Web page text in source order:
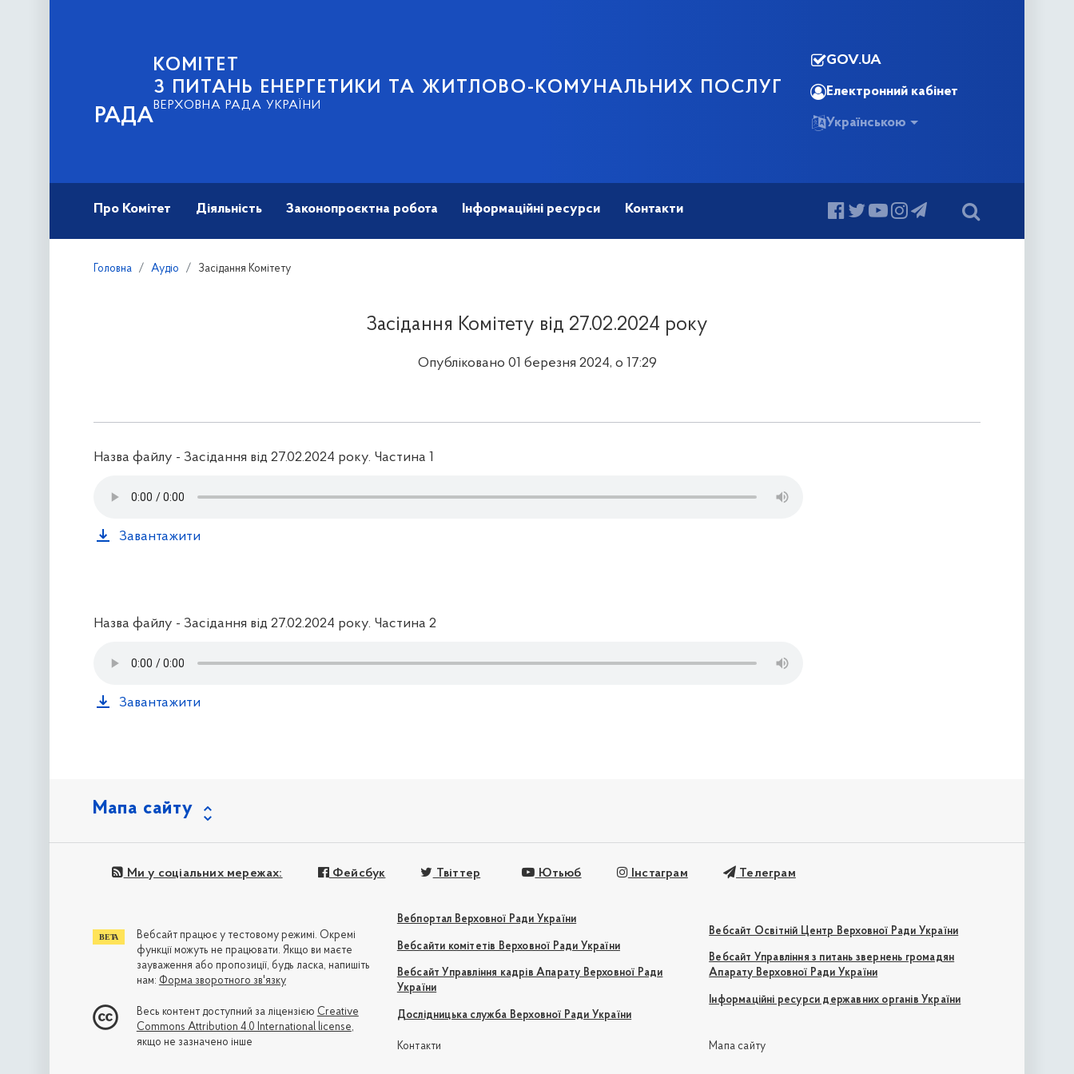
РАДА
КОМІТЕТ
З ПИТАНЬ ЕНЕРГЕТИКИ ТА ЖИТЛОВО-КОМУНАЛЬНИХ ПОСЛУГ
ВЕРХОВНА РАДА УКРАЇНИ
GOV.UA
Електронний кабінет
Українською
Про Комітет Діяльність Законопроєктна робота Інформаційні ресурси Контакти
Головна Аудіо Засідання Комітету
Засідання Комітету від 27.02.2024 року
Опубліковано 01 березня 2024, о 17:29
Назва файлу - Засідання від 27.02.2024 року. Частина 1
Завантажити
Назва файлу - Засідання від 27.02.2024 року. Частина 2
Завантажити
Мапа сайту
Ми у соціальних мережах: Фейсбук Твіттер Ютьюб Інстаграм Телеграм
Вебпортал Верховної Ради України
Вебсайти комітетів Верховної Ради України
Вебсайт Управління кадрів Апарату Верховної Ради
України
Дослідницька служба Верховної Ради України
Вебсайт Освітній Центр Верховної Ради України
Вебсайт Управління з питань звернень громадян
Апарату Верховної Ради України
Інформаційні ресурси державних органів України
Контакти Мапа сайту
Вебсайт працює у тестовому режимі. Окремі
функції можуть не працювати. Якщо ви маєте
зауваження або пропозиції, будь ласка, напишіть
нам: Форма зворотного зв'язку
Весь контент доступний за ліцензією Creative
Commons Attribution 4.0 International license,
якщо не зазначено інше